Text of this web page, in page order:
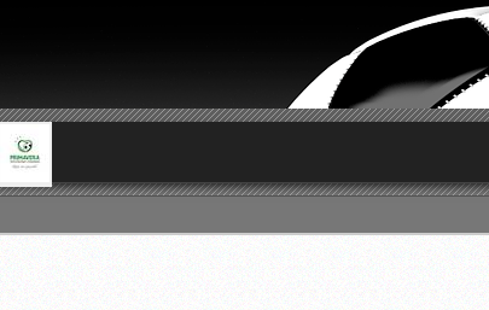
και αγωνιστικών δοκιμασιών διαιτητών και παρατηρητών ΕΠΣΑ